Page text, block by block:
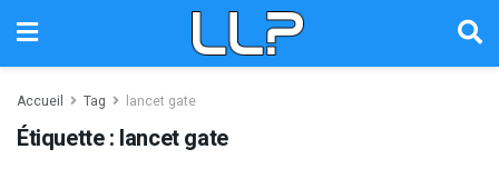
Accueil Tag lancet gate
Étiquette : lancet gate